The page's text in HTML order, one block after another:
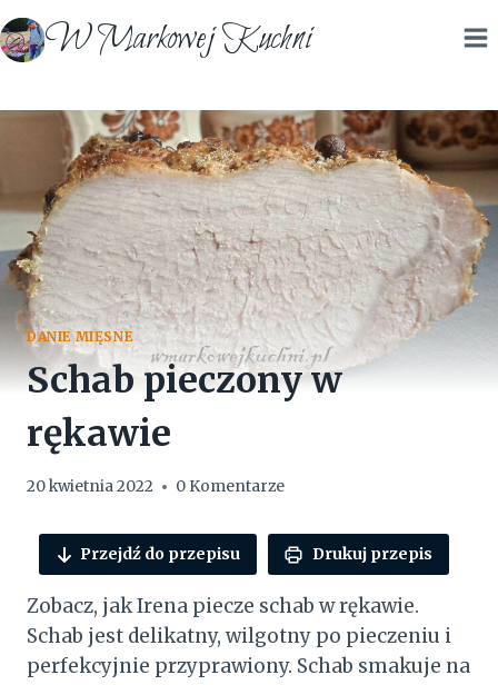
Przejdź
do
W Markowej Kuchni
DANIE MIĘSNE
Schab pieczony w
rękawie
20 kwietnia 2022 0 Komentarze
Przejdź do przepisu Drukuj przepis
Zobacz, jak Irena piecze schab w rękawie.
Schab jest delikatny, wilgotny po pieczeniu i
perfekcyjnie przyprawiony. Schab smakuje na